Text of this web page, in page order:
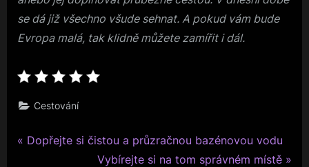
se dá již všechno všude sehnat. A pokud vám bude
Evropa malá, tak klidně můžete zamířit i dál.
Cestování
Navigace
P
Dopřejte si čistou a průzračnou bazénovou vodu
N
Vybírejte si na tom správném místě